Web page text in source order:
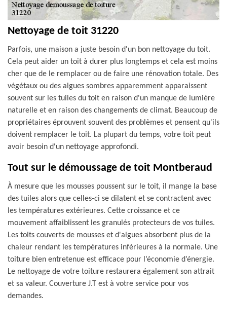
Nettoyage de toit 31220
Parfois, une maison a juste besoin d'un bon nettoyage du toit.
Cela peut aider un toit à durer plus longtemps et cela est moins
cher que de le remplacer ou de faire une rénovation totale. Des
végétaux ou des algues sombres apparemment apparaissent
souvent sur les tuiles du toit en raison d'un manque de lumière
naturelle et en raison des changements de climat. Beaucoup de
propriétaires éprouvent souvent des problèmes et pensent qu'ils
doivent remplacer le toit. La plupart du temps, votre toit peut
avoir besoin d'un nettoyage approfondi.
Tout sur le démoussage de toit Montberaud
À mesure que les mousses poussent sur le toit, il mange la base
des tuiles alors que celles-ci se dilatent et se contractent avec
les températures extérieures. Cette croissance et ce
mouvement affaiblissent les granulés protecteurs de vos tuiles.
Les toits couverts de mousses et d'algues absorbent plus de la
chaleur rendant les températures inférieures à la normale. Une
toiture bien entretenue est efficace pour l’économie d’énergie.
Le nettoyage de votre toiture restaurera également son attrait
et sa valeur. Couverture J.T est à votre service pour vos
demandes.